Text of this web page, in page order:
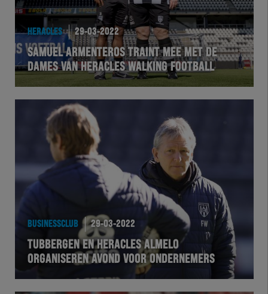
HERACLES 29-03-2022
SAMUEL ARMENTEROS TRAINT MEE MET DE
DAMES VAN HERACLES WALKING FOOTBALL
BUSINESSCLUB 29-03-2022
TUBBERGEN EN HERACLES ALMELO
ORGANISEREN AVOND VOOR ONDERNEMERS